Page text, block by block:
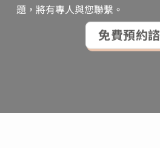
題，將有專人與您聯繫。
免費預約